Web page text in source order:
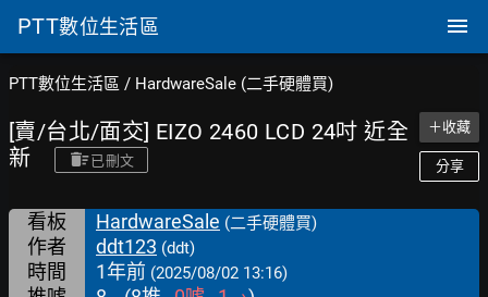
PTT數位生活區
PTT數位生活區 / HardwareSale (二手硬體買)
[賣/台北/面交] EIZO 2460 LCD 24吋 近全
新
已刪文
＋收藏
分享
看板 HardwareSale (二手硬體買)
作者 ddt123 (ddt)
時間 1年前 (2025/08/02 13:16)